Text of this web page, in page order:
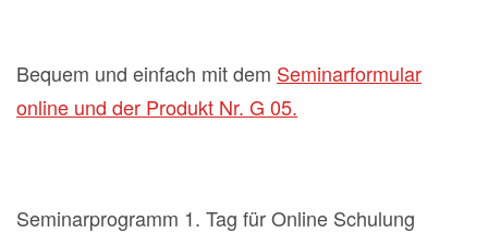
Bequem und einfach mit dem Seminarformular
online und der Produkt Nr. G 05.
Seminarprogramm 1. Tag für Online Schulung